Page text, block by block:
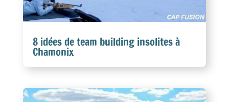
8 idées de team building insolites à
Chamonix